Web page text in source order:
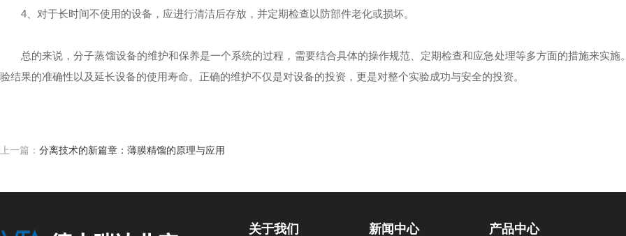
4、对于长时间不使用的设备，应进行清洁后存放，并定期检查以防部件老化或损坏。
总的来说，分子蒸馏设备的维护和保养是一个系统的过程，需要结合具体的操作规范、定期检查和应急处理等多方面的措施来实施
验结果的准确性以及延长设备的使用寿命。正确的维护不仅是对设备的投资，更是对整个实验成功与安全的投资。
上一篇： 分离技术的新篇章：薄膜精馏的原理与应用
关于我们 新闻中心 产品中心